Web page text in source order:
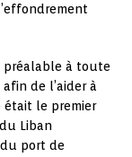
préalable à toute
de l’aider à
était le premier
Liban
port de